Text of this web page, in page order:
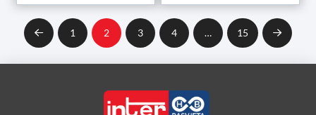
Prev 1 2 3 4 … 15 Next